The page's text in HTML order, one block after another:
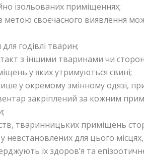
ізольованих приміщеннях;
своєчасного виявлення
годівлі тварин;
з іншими тваринами чи
у яких утримуються свині;
у окремому змінному одязі,
закріплений за кожним
тваринницьких приміщень
невстановлених для цього
їх здоров’я та